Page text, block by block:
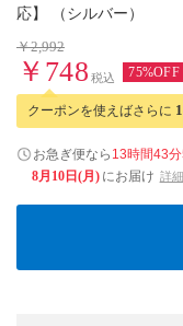
応】 （シルバー）
￥2,992
￥748 税込 75%OFF
クーポンを使えばさらに
お急ぎ便なら 13時間43
8月10日(月) にお届け 詳細